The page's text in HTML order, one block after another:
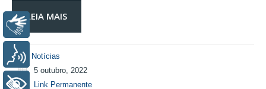
LEIA MAIS
Notícias
5 outubro, 2022
Link Permanente
Voz
+ Acessibilidade